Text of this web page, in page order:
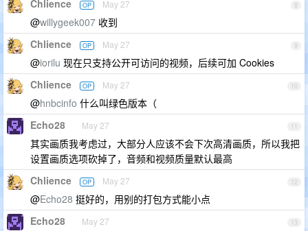
8
Chlience OP May 27
@willygeek007 收到
9
Chlience OP May 27
@iorilu 现在只支持公开可访问的视频，后续可加 Cookies
10
Chlience OP May 27
@hnbcinfo 什么叫绿色版本（
11
Echo28 May 27
其实画质我考虑过，大部分人应该不会下次高清画质，所以我把
设置画质选项砍掉了，音频和视频质量默认最高
12
Chlience OP May 27
@Echo28 挺好的，用别的打包方式能小点
13
Echo28 May 27